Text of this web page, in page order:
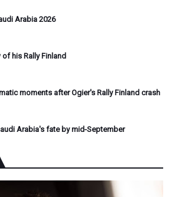
Arabia 2026
his Rally Finland
moments after Ogier's Rally Finland crash
Arabia's fate by mid-September